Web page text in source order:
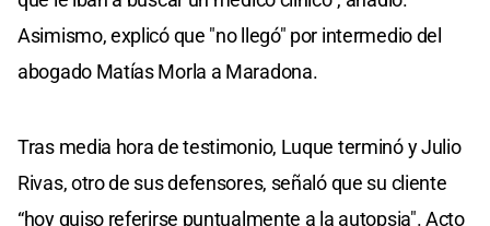
Asimismo, explicó que "no llegó" por intermedio del
abogado Matías Morla a Maradona.
Tras media hora de testimonio, Luque terminó y Julio
Rivas, otro de sus defensores, señaló que su cliente
“hoy quiso referirse puntualmente a la autopsia". Acto